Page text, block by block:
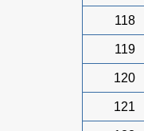
118
119
120
121